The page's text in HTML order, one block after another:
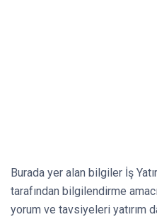
Burada yer alan bilgiler İş
tarafından bilgilendirme
yorum ve tavsiyeleri yatırım